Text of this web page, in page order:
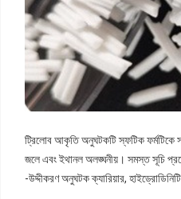
ট্রিলোব আকৃতি অনুঘটকটি স্ফটিক
জলে এবং ইথানল অলঙ্ঘনীয়। সমস্ত সূচি
-উদ্দীকরণ অনুঘটক ক্যারিয়ার,